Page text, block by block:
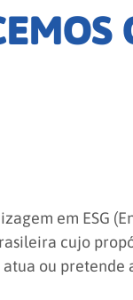
em ESG
cujo
ou pretende